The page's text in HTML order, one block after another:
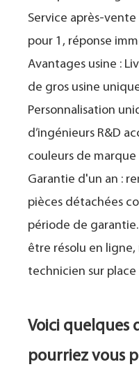
Service après-
pour 1, réponse
Avantages usine :
de gros usine
Personnalisation
d’ingénieurs R&D
couleurs de marque
Garantie d'un an :
pièces détachées
période de
être résolu en
technicien sur place
Voici quelques
pourriez vous